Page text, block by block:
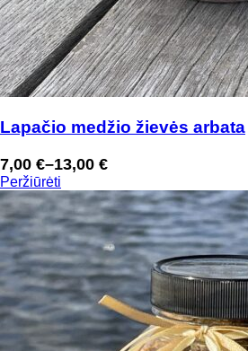
Lapačio medžio žievės arbata
7,00 €–13,00 €
Price
range:
7,00 €
through
13,00 €
Peržiūrėti